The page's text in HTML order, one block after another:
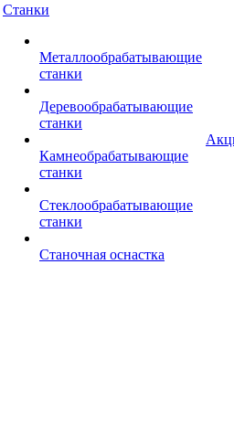
Станки
Металлообрабатывающие
станки
Деревообрабатывающие
станки
Камнеобрабатывающие
станки
Стеклообрабатывающие
станки
Станочная оснастка